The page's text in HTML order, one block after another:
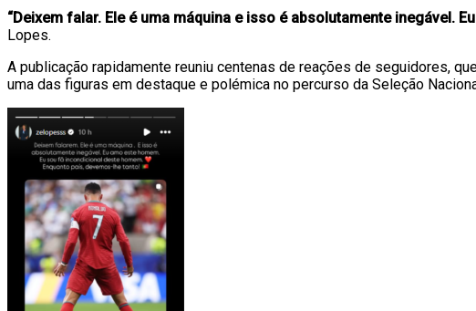
“Deixem falar. Ele é uma máquina e isso é absolutamente inegável.
Lopes.
A publicação rapidamente reuniu centenas de reações de seguidores,
uma das figuras em destaque e polémica no percurso da Seleção